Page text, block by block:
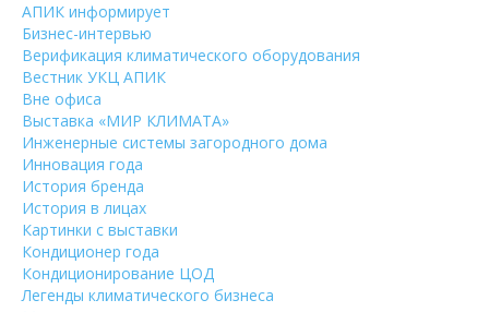
АПИК информирует
Бизнес-интервью
Верификация климатического оборудования
Вестник УКЦ АПИК
Вне офиса
Выставка «МИР КЛИМАТА»
Инженерные системы загородного дома
Инновация года
История бренда
История в лицах
Картинки с выставки
Кондиционер года
Кондиционирование ЦОД
Легенды климатического бизнеса